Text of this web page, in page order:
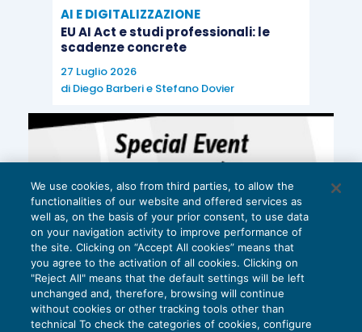
AI E DIGITALIZZAZIONE
EU AI Act e studi professionali: le
scadenze concrete
27 Luglio 2026
di Diego Barberie Stefano Dovier
We use cookies, also from third parties, to allow the
functionalities of our website and offered services as
well as, on the basis of your prior consent, to use data
on your navigation activity to improve performance of
the site. Clicking on “Accept All cookies” means that
you agree to the activation of all cookies. Clicking on
"Reject All" means that the default settings will be left
unchanged and, therefore, browsing will continue
without cookies or other tracking tools other than
technical To check the categories of cookies, configure